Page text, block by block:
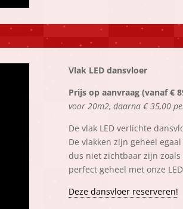
Vlak LED dansvloer
Prijs op aanvraag (vanaf €
voor 20m2, daarna € 35,00
De vlak LED verlichte
De vlakken zijn geheel
dus niet zichtbaar zijn
perfect geheel met onze
Deze dansvloer reserveren!